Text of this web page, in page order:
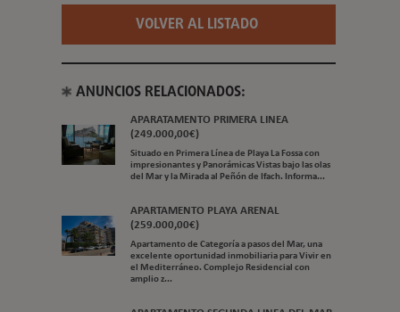
VOLVER AL LISTADO
ANUNCIOS RELACIONADOS:
APARATAMENTO PRIMERA LINEA
(249.000,00€)
Situado en Primera Línea de Playa La Fossa con
impresionantes y Panorámicas Vistas bajo las olas
del Mar y la Mirada al Peñón de Ifach. Informa...
APARTAMENTO PLAYA ARENAL
(259.000,00€)
Apartamento de Categoría a pasos del Mar, una
excelente oportunidad inmobiliaria para Vivir en
el Mediterráneo. Complejo Residencial con
amplio z...